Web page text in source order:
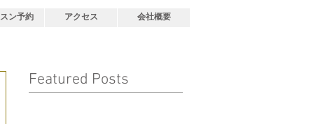
ン予約 アクセス 会社概要
Featured Posts